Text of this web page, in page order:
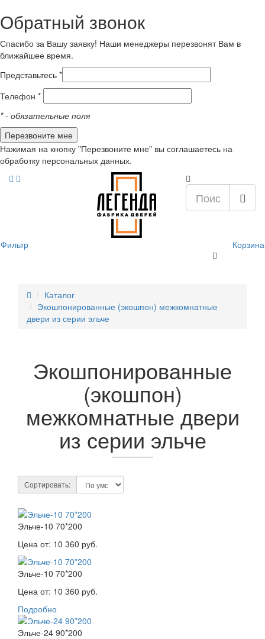
Обратный звонок
Спасибо за Вашу заявку! Наши менеджеры перезвонят Вам в
ближайшее время.
Представьтесь *
Телефон *
*- обязательные поля
Нажимая на кнопку "Перезвоните мне" вы соглашаетесь на
обработку персональных данных.
Фильтр Корзина
Каталог
Экошпонированные (экошпон) межкомнатные
двери из серии эльче
Экошпонированные
(экошпон)
межкомнатные двери
из серии эльче
Сортировать:
Эльче-10 70*200
Цена от: 10 360 руб.
Эльче-10 70*200
Цена от: 10 360 руб.
Подробно
Эльче-24 90*200